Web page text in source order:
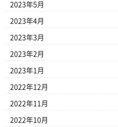
2023年5月
2023年4月
2023年3月
2023年2月
2023年1月
2022年12月
2022年11月
2022年10月